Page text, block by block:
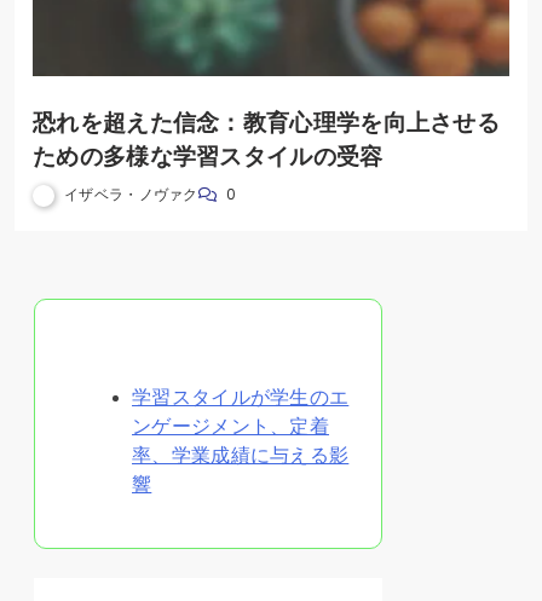
恐れを超えた信念：教育心理学を向上させる
ための多様な学習スタイルの受容
イザベラ・ノヴァク 0
学習スタイルが学生のエ
ンゲージメント、定着
率、学業成績に与える影
響